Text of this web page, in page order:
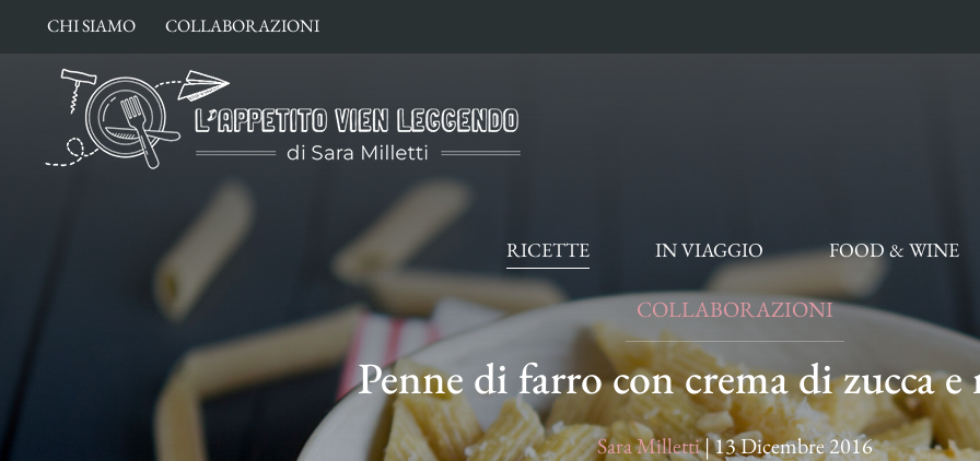
contenuto
CHI SIAMO COLLABORAZIONI
RICETTE IN VIAGGIO FOOD & WINE
COLLABORAZIONI
Penne di farro con crema di zucca e
Sara Milletti|13 Dicembre 2016